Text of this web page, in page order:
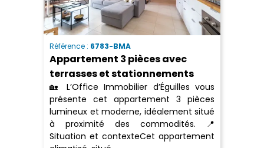
Référence : 6783-BMA
Appartement 3 pièces avec
terrasses et stationnements
🏡 L’Office Immobilier d’Éguilles vous
présente cet appartement 3 pièces
lumineux et moderne, idéalement situé
à proximité des commodités. 📍
Situation et contexteCet appartement